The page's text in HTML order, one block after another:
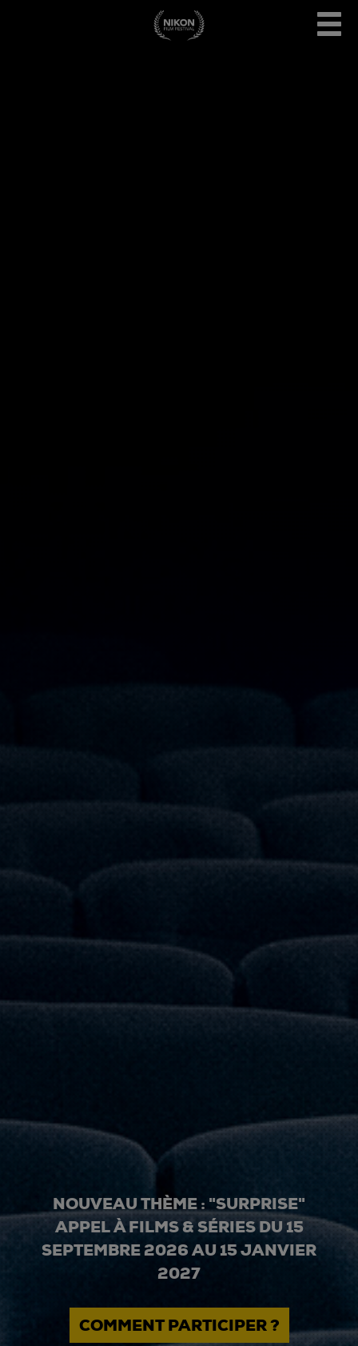
NOUVEAU THÈME : "SURPRISE"
APPEL À FILMS & SÉRIES DU 15
SEPTEMBRE 2026 AU 15 JANVIER
2027
COMMENT PARTICIPER ?